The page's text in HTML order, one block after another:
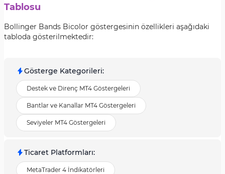
Tablosu
Bollinger Bands Bicolor göstergesinin özellikleri aşağıdaki
tabloda gösterilmektedir:
Gösterge Kategorileri:
Destek ve Direnç MT4 Göstergeleri
Bantlar ve Kanallar MT4 Göstergeleri
Seviyeler MT4 Göstergeleri
Ticaret Platformları:
MetaTrader 4 İndikatörleri